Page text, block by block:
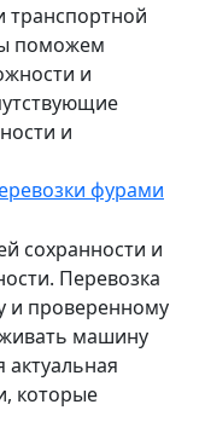
транспортной
поможем
и
и
фурами
сохранности и
Перевозка
и проверенному
машину
актуальная
которые